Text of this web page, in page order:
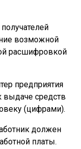
возможной
расшифровкой
предприятия
выдаче средств
(цифрами).
должен
платы.